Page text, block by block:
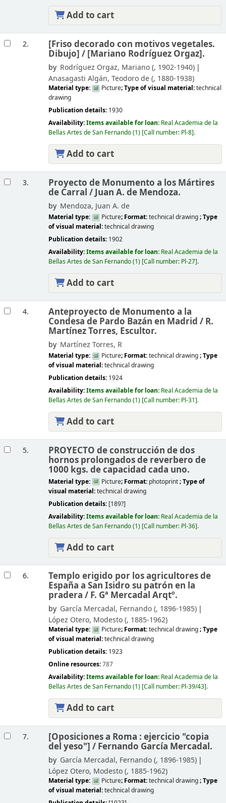
Add to cart
2. [Friso decorado con motivos vegetales.
Dibujo] / [Mariano Rodríguez Orgaz].
by Rodríguez Orgaz, Mariano (, 1902-1940)
Anasagasti Algán, Teodoro de (, 1880-1938)
Material type: Picture; Type of visual material:technical
drawing
Publication details: 1930
Availability:Items available for loan: Real Academia de la
Bellas Artes de San Fernando(1) Call number: Pl-8 .
Add to cart
3. Proyecto de Monumento a los Mártires
de Carral / Juan A. de Mendoza.
by Mendoza, Juan A. de
Material type: Picture; Format:technical drawing; Type
of visual material:technical drawing
Publication details: 1902
Availability:Items available for loan: Real Academia de la
Bellas Artes de San Fernando(1) Call number: Pl-27 .
Add to cart
4. Anteproyecto de Monumento a la
Condesa de Pardo Bazán en Madrid / R.
Martínez Torres, Escultor.
by Martínez Torres, R
Material type: Picture; Format:technical drawing; Type
of visual material:technical drawing
Publication details: 1924
Availability:Items available for loan: Real Academia de la
Bellas Artes de San Fernando(1) Call number: Pl-31 .
Add to cart
5. PROYECTO de construcción de dos
hornos prolongados de reverbero de
1000 kgs. de capacidad cada uno.
Material type: Picture; Format: photoprint; Type of
visual material:technical drawing
Publication details: [189?]
Availability:Items available for loan: Real Academia de la
Bellas Artes de San Fernando(1) Call number: Pl-36 .
Add to cart
6. Templo erigido por los agricultores de
España a San Isidro su patrón en la
pradera / F. Gª Mercadal Arqtº.
by García Mercadal, Fernando (, 1896-1985)
López Otero, Modesto (, 1885-1962)
Material type: Picture; Format:technical drawing; Type
of visual material:technical drawing
Publication details: 1923
Online resources:787
Availability:Items available for loan: Real Academia de la
Bellas Artes de San Fernando(1) Call number: Pl-39/43 .
Add to cart
7. [Oposiciones a Roma : ejercicio "copia
del yeso"] / Fernando García Mercadal.
by García Mercadal, Fernando (, 1896-1985)
López Otero, Modesto (, 1885-1962)
Material type: Picture; Format:technical drawing; Type
of visual material:technical drawing